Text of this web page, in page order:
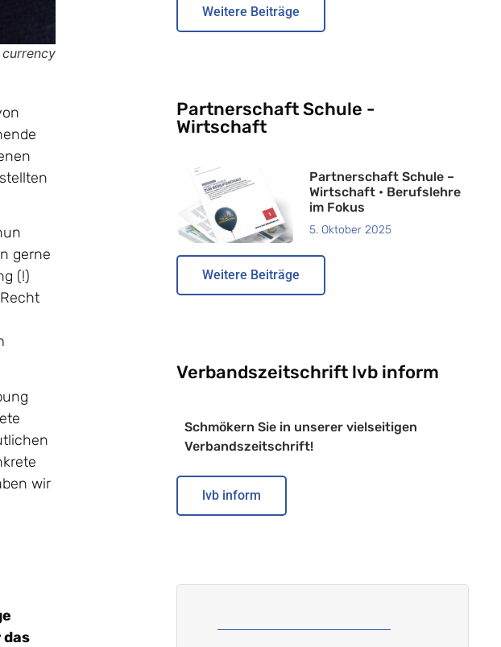
gerne
(!)
wir
das
Weitere Beiträge
Partnerschaft Schule -
Wirtschaft
Partnerschaft Schule –
Wirtschaft • Berufslehre
im Fokus
5. Oktober 2025
Weitere Beiträge
Verbandszeitschrift lvb inform
Schmökern Sie in unserer vielseitigen
Verbandszeitschrift!
lvb inform